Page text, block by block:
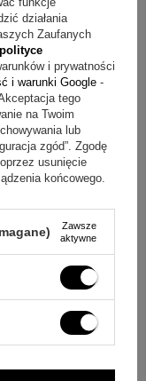
1 219,00 zł
gratis
działania
Zaufanych
polityce
i prywatności
i warunki Google -
tego
na Twoim
lub
zgód”. Zgodę
usunięcie
końcowego.
Zawsze
aktywne